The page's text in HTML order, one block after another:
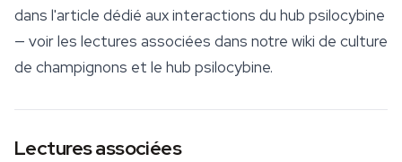
dans l'article dédié aux interactions du hub psilocybine
— voir les lectures associées dans notre wiki de culture
de champignons et le hub psilocybine.
Lectures associées